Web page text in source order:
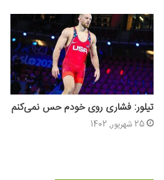
تیلور: فشاری روی خودم حس نمی‌کنم
25 شهریور, 1402